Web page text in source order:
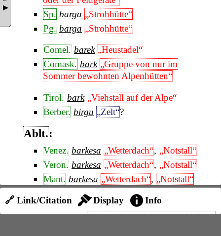
Sp. barga „Strohhütte“
Pg. barga „Strohhütte“
Comel. barek „Heustadel“
Comask. bark „Gruppe von nur im
Sommer bewohnten Alpenhütten“
Tirol. bark „Viehstall auf der Alpe“
Berber. birgu „Zelt“?
Ablt.:
Venez. barkesa „Wetterdach“, „Notstall“
Veron. barkesa „Wetterdach“, „Notstall“
Mant. barkesa „Wetterdach“, „Notstall“
barkesa „Wetterdach“
Chiav. barget „Schweinestall“
🔗 Link/Citation Display Info